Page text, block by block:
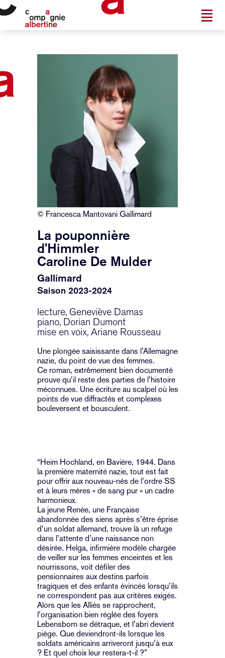
La pouponnière
d’Himmler
Caroline De Mulder
Gallimard
Saison 2023-2024
© Francesca Mantovani Gallimard
lecture, Geneviève Damas
piano, Dorian Dumont
mise en voix, Ariane Rousseau
Une plongée saisissante dans l’Allemagne
nazie, du point de vue des femmes.
Ce roman, extrêmement bien documenté
prouve qu’il reste des parties de l’histoire
méconnues. Une écriture au scalpel où les
points de vue diffractés et complexes
bouleversent et bousculent.
“Heim Hochland, en Bavière, 1944. Dans
la première maternité nazie, tout est fait
pour offrir aux nouveau-nés de l’ordre SS
et à leurs mères « de sang pur » un cadre
harmonieux.
La jeune Renée, une Française
abandonnée des siens après s’être éprise
d’un soldat allemand, trouve là un refuge
dans l’attente d’une naissance non
désirée. Helga, infirmière modèle chargée
de veiller sur les femmes enceintes et les
nourrissons, voit défiler des
pensionnaires aux destins parfois
tragiques et des enfants évincés lorsqu’ils
ne correspondent pas aux critères exigés.
Alors que les Alliés se rapprochent,
l’organisation bien réglée des foyers
Lebensborn se détraque, et l’abri devient
piège. Que deviendront-ils lorsque les
soldats américains arriveront jusqu’à eux
? Et quel choix leur restera-t-il ?”